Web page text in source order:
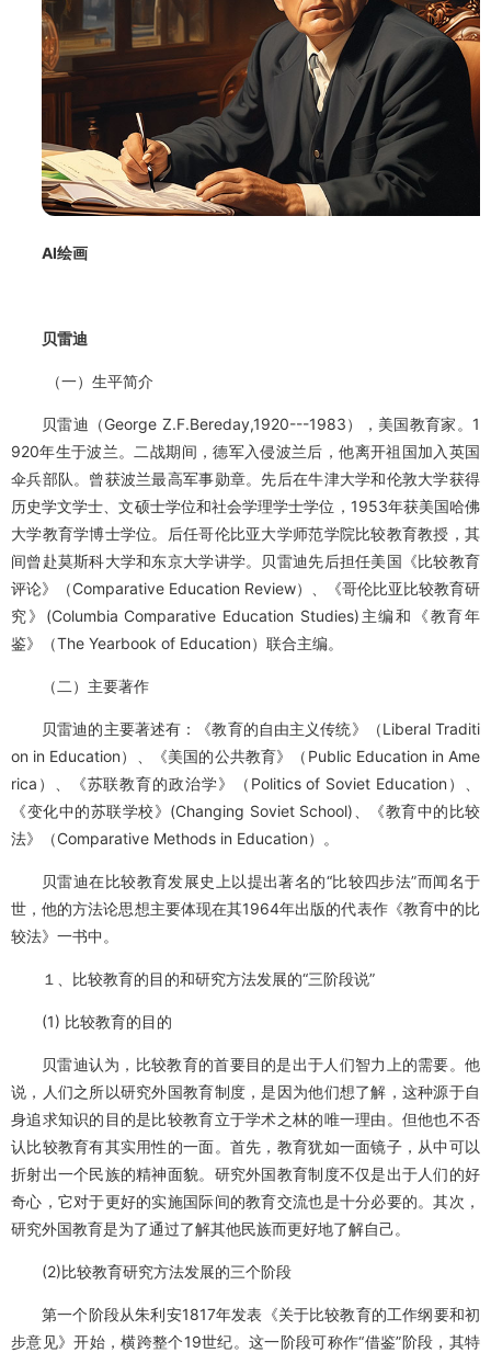
AI绘画
贝雷迪
（一）生平简介
贝雷迪（George Z.F.Bereday,1920---1983），美国教育家。1
920年生于波兰。二战期间，德军入侵波兰后，他离开祖国加入英国
伞兵部队。曾获波兰最高军事勋章。先后在牛津大学和伦敦大学获得
历史学文学士、文硕士学位和社会学理学士学位，1953年获美国哈佛
大学教育学博士学位。后任哥伦比亚大学师范学院比较教育教授，其
间曾赴莫斯科大学和东京大学讲学。贝雷迪先后担任美国《比较教育
评论》（Comparative Education Review）、《哥伦比亚比较教育研
究》(Columbia Comparative Education Studies)主编和《教育年
鉴》（The Yearbook of Education）联合主编。
（二）主要著作
贝雷迪的主要著述有：《教育的自由主义传统》（Liberal Traditi
on in Education）、《美国的公共教育》（Public Education in Ame
rica）、《苏联教育的政治学》（Politics of Soviet Education）、
《变化中的苏联学校》(Changing Soviet School)、《教育中的比较
法》（Comparative Methods in Education）。
贝雷迪在比较教育发展史上以提出著名的“比较四步法”而闻名于
世，他的方法论思想主要体现在其1964年出版的代表作《教育中的比
较法》一书中。
１、比较教育的目的和研究方法发展的“三阶段说”
(1) 比较教育的目的
贝雷迪认为，比较教育的首要目的是出于人们智力上的需要。他
说，人们之所以研究外国教育制度，是因为他们想了解，这种源于自
身追求知识的目的是比较教育立于学术之林的唯一理由。但他也不否
认比较教育有其实用性的一面。首先，教育犹如一面镜子，从中可以
折射出一个民族的精神面貌。研究外国教育制度不仅是出于人们的好
奇心，它对于更好的实施国际间的教育交流也是十分必要的。其次，
研究外国教育是为了通过了解其他民族而更好地了解自己。
(2)比较教育研究方法发展的三个阶段
第一个阶段从朱利安1817年发表《关于比较教育的工作纲要和初
步意见》开始，横跨整个19世纪。这一阶段可称作“借鉴”阶段，其特